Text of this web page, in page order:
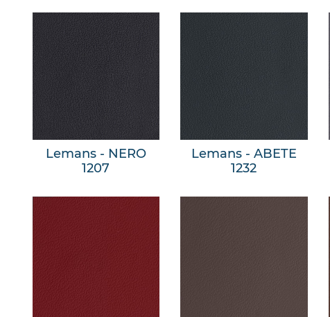
Lemans - NERO
1207
Lemans - ABETE
1232